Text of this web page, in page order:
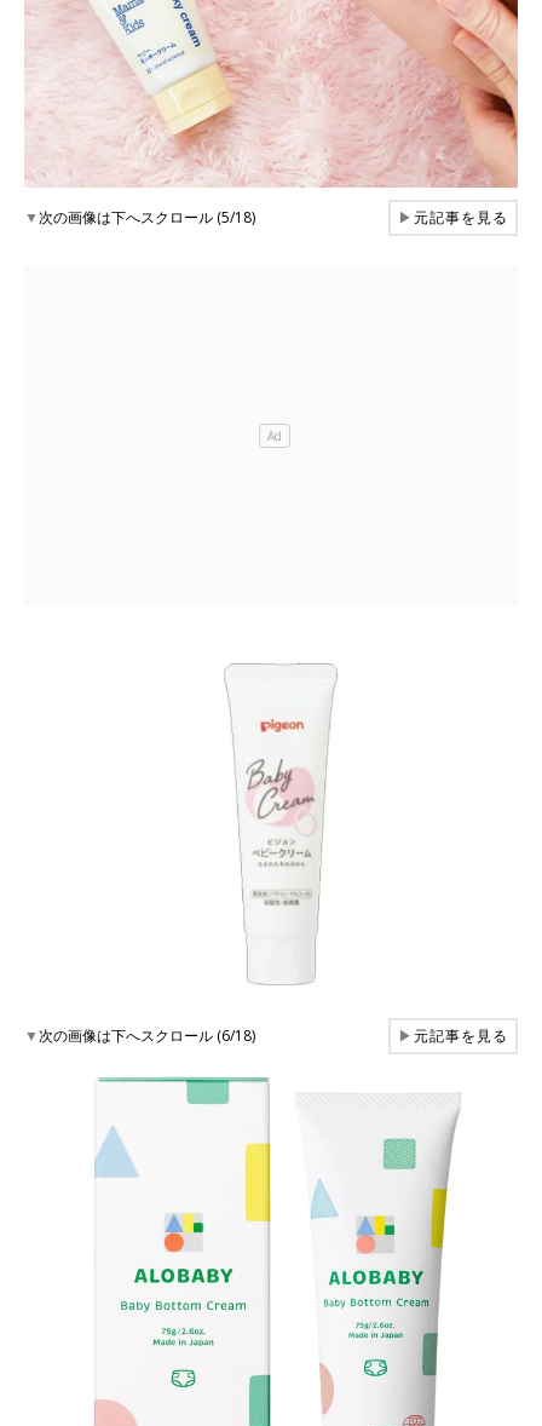
▼次の画像は下へスクロール (5/18) ▶元記事を見る
▼次の画像は下へスクロール (6/18) ▶元記事を見る